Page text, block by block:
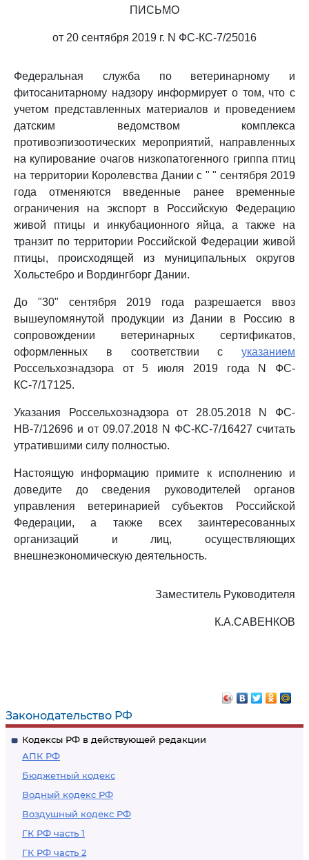
Законодательство РФ
Кодексы РФ в действующей редакции
АПК РФ
Бюджетный кодекс
Водный кодекс РФ
Воздушный кодекс РФ
ГК РФ часть 1
ГК РФ часть 2
ПИСЬМО
от 20 сентября 2019 г. N ФС-КС-7/25016
Федеральная служба по ветеринарному и
фитосанитарному надзору информирует о том, что с
учетом представленных материалов и проведением
датским ведомством комплекса
противоэпизоотических мероприятий, направленных
на купирование очагов низкопатогенного гриппа птиц
на территории Королевства Дании с " " сентября 2019
года отменяются введенные ранее временные
ограничения на экспорт в Российскую Федерацию
живой птицы и инкубационного яйца, а также на
транзит по территории Российской Федерации живой
птицы, происходящей из муниципальных округов
Хольстебро и Вордингборг Дании.
До "30" сентября 2019 года разрешается ввоз
вышеупомянутой продукции из Дании в Россию в
сопровождении ветеринарных сертификатов,
оформленных в соответствии с указанием
Россельхознадзора от 5 июля 2019 года N ФС-
КС-7/17125.
Указания Россельхознадзора от 28.05.2018 N ФС-
НВ-7/12696 и от 09.07.2018 N ФС-КС-7/16427 считать
утратившими силу полностью.
Настоящую информацию примите к исполнению и
доведите до сведения руководителей органов
управления ветеринарией субъектов Российской
Федерации, а также всех заинтересованных
организаций и лиц, осуществляющих
внешнеэкономическую деятельность.
Заместитель Руководителя
К.А.САВЕНКОВ